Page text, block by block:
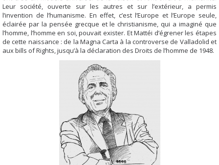
Leur société, ouverte sur les autres et sur l’extérieur, a permis
l’invention de l’humanisme. En effet, c’est l’Europe et l’Europe seule,
éclairée par la pensée grecque et le christianisme, qui a imaginé que
l’homme, l’homme en soi, pouvait exister. Et Mattéi d’égrener les étapes
de cette naissance : de la Magna Carta à la controverse de Valladolid et
aux bills of Rights, jusqu’à la déclaration des Droits de l’homme de 1948.